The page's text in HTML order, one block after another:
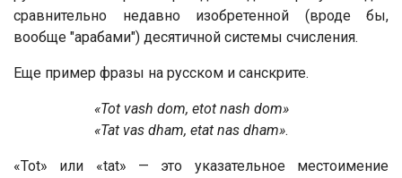
сравнительно недавно изобретенной (вроде бы,
вообще "арабами") десятичной системы счисления.
Еще пример фразы на русском и санскрите.
«Tot vash dom, etot nash dom»
«Tat vas dham, etat nas dham».
«Tot» или «tat» — это указательное местоимение